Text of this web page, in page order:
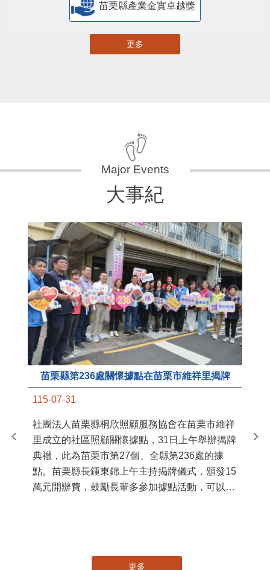
苗栗縣產業金實卓越獎
更多
大事紀
苗栗縣第236處關懷據點在苗栗市維祥里揭牌
115-07-31
社團法人苗栗縣桐欣照顧服務協會在苗栗市維祥
里成立的社區照顧關懷據點，31日上午舉辦揭牌
典禮，此為苗栗市第27個、全縣第236處的據
點。苗栗縣長鍾東錦上午主持揭牌儀式，頒發15
萬元開辦費，鼓勵長輩多參加據點活動，可以更
苗
更多